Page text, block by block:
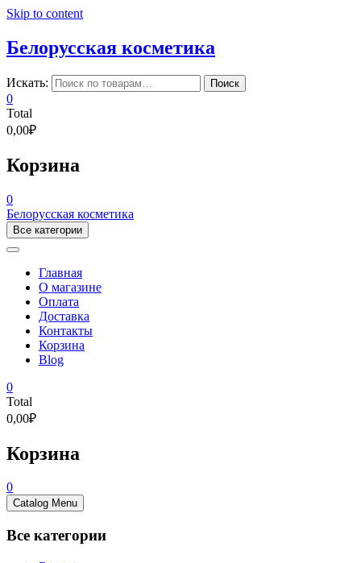
Skip to content
Белорусская косметика
Искать: Поиск
0
Total
0,00₽
Корзина
0
Белорусская косметика
Все категории
Главная
О магазине
Оплата
Доставка
Контакты
Корзина
Blog
0
Total
0,00₽
Корзина
0
Catalog Menu
Все категории